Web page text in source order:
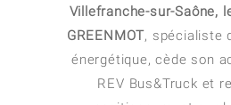
Villefranche-sur-Saône,
GREENMOT, spécialiste
énergétique, cède son
REV Bus&Truck et